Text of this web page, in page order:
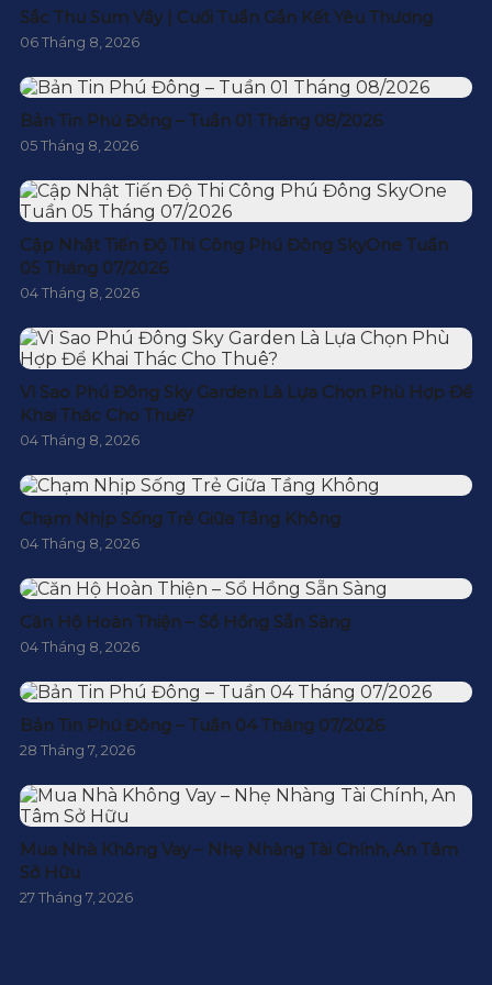
Sắc Thu Sum Vầy | Cuối Tuần Gắn Kết Yêu Thương
06 Tháng 8, 2026
Bản Tin Phú Đông – Tuần 01 Tháng 08/2026
05 Tháng 8, 2026
Cập Nhật Tiến Độ Thi Công Phú Đông SkyOne Tuần
05 Tháng 07/2026
04 Tháng 8, 2026
Vì Sao Phú Đông Sky Garden Là Lựa Chọn Phù Hợp Để
Khai Thác Cho Thuê?
04 Tháng 8, 2026
Chạm Nhịp Sống Trẻ Giữa Tầng Không
04 Tháng 8, 2026
Căn Hộ Hoàn Thiện – Sổ Hồng Sẵn Sàng
04 Tháng 8, 2026
Bản Tin Phú Đông – Tuần 04 Tháng 07/2026
28 Tháng 7, 2026
Mua Nhà Không Vay – Nhẹ Nhàng Tài Chính, An Tâm
Sở Hữu
27 Tháng 7, 2026